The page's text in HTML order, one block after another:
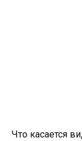
Что касается